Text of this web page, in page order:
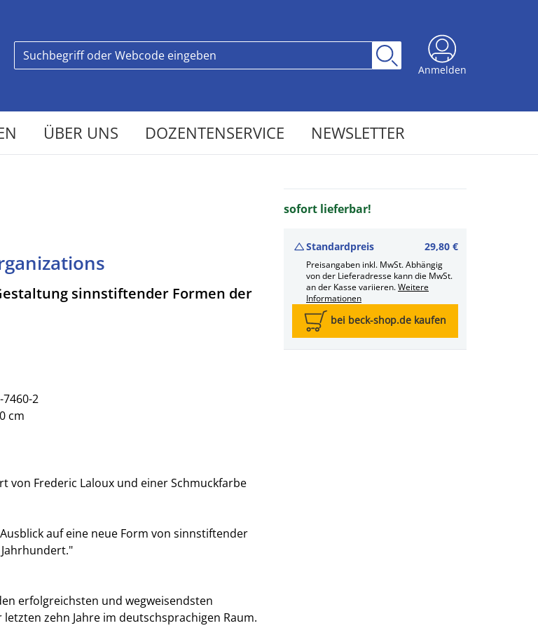
Anmelden
ÜBER UNS DOZENTENSERVICE NEWSLETTER
sinnstiftender Formen der
7460-2
cm
von Frederic Laloux und einer Schmuckfarbe
auf eine neue Form von sinnstiftender
erfolgreichsten und wegweisendsten
zehn Jahre im deutschsprachigen Raum.
sofort lieferbar!
Standardpreis 29,80 €
Preisangaben inkl. MwSt. Abhängig
von der Lieferadresse kann die MwSt.
an der Kasse variieren.Weitere
Informationen
bei beck-shop.de kaufen